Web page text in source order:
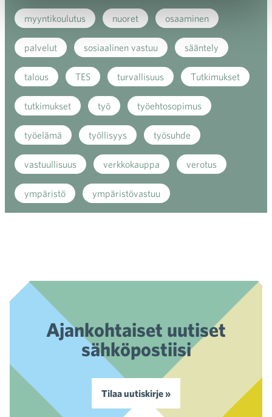
myyntikoulutus nuoret osaaminen
palvelut sosiaalinen vastuu sääntely
talous TES turvallisuus Tutkimukset
tutkimukset työ työehtosopimus
työelämä työllisyys työsuhde
vastuullisuus verkkokauppa verotus
ympäristö ympäristövastuu
Ajankohtaiset uutiset
sähköpostiisi
Tilaa uutiskirje »